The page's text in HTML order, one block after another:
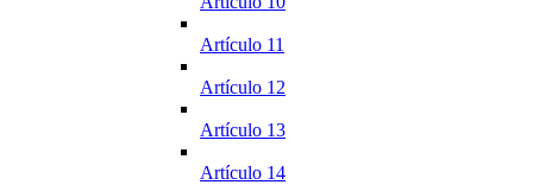
Artículo 11
Artículo 12
Artículo 13
Artículo 14